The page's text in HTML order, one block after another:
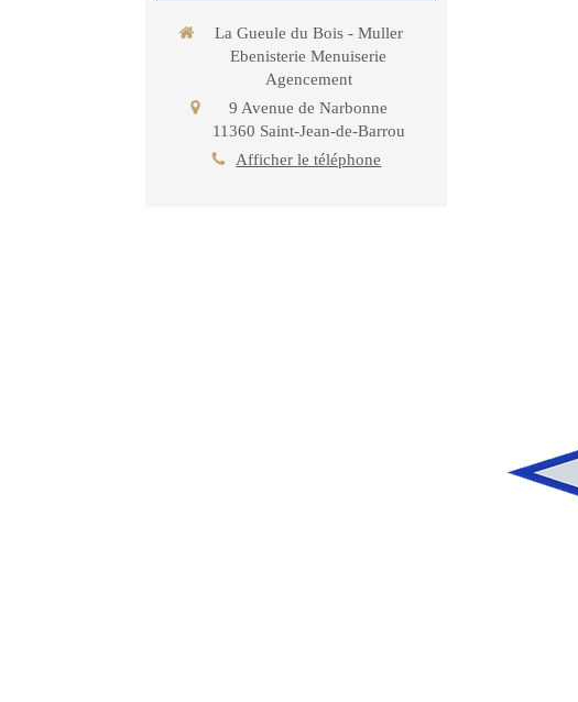
La Gueule du Bois - Muller
Ebenisterie Menuiserie
Agencement
9 Avenue de Narbonne
11360 Saint-Jean-de-Barrou
Afficher le téléphone